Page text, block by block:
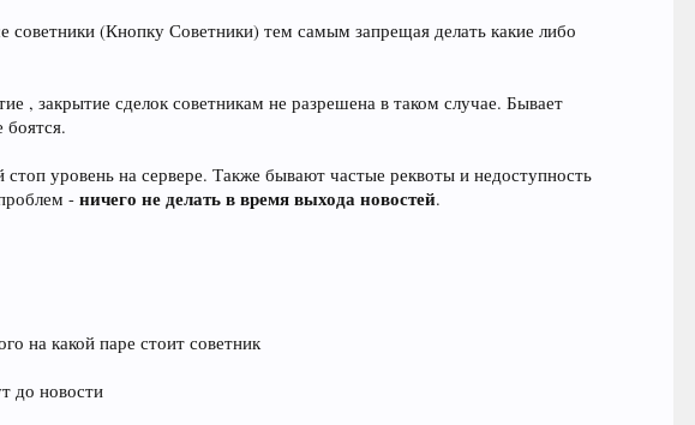
советники (Кнопку Советники) тем самым запрещая делать какие либо
, закрытие сделок советникам не разрешена в таком случае. Бывает
боятся.
уровень на сервере. Также бывают частые реквоты и недоступность
-ничего не делать в время выхода новостей.
на какой паре стоит советник
до новости